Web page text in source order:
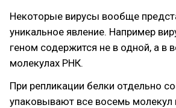
Некоторые вирусы вообще
уникальное явление. Например
геном содержится не в одной, а в
молекулах РНК.
При репликации белки отдельно
упаковывают все восемь молекул